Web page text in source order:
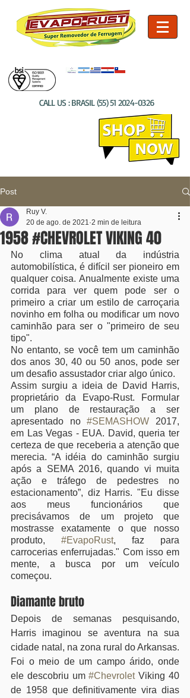
CALL US : BRASIL(55) 51 2024-0326
Post
1958 #CHEVROLET VIKING 40
Ruy V.
20 de ago. de 2021 2 min de leitura
No clima atual da indústria
automobilística, é difícil ser pioneiro em
qualquer coisa. Anualmente existe uma
corrida para ver quem pode ser o
primeiro a criar um estilo de carroçaria
novinho em folha ou modificar um novo
caminhão para ser o "primeiro de seu
tipo".
No entanto, se você tem um caminhão
dos anos 30, 40 ou 50 anos, pode ser
um desafio assustador criar algo único.
Assim surgiu a ideia de David Harris,
proprietário da Evapo-Rust. Formular
um plano de restauração a ser
apresentado no #SEMASHOW 2017,
em Las Vegas - EUA. David, queria ter
certeza de que receberia a atenção que
merecia. “A idéia do caminhão surgiu
após a SEMA 2016, quando vi muita
ação e tráfego de pedestres no
estacionamento”, diz Harris. "Eu disse
aos meus funcionários que
precisávamos de um projeto que
mostrasse exatamente o que nosso
produto, #EvapoRust, faz para
carrocerias enferrujadas." Com isso em
mente, a busca por um veículo
começou.
Diamante bruto
Depois de semanas pesquisando,
Harris imaginou se aventura na sua
cidade natal, na zona rural do Arkansas.
Foi o meio de um campo árido, onde
ele descobriu um #Chevrolet Viking 40
de 1958 que definitivamente vira dias